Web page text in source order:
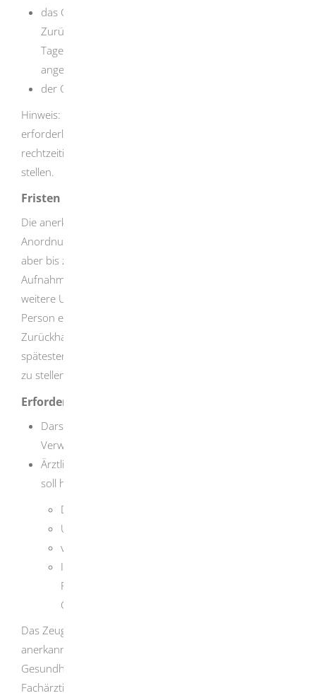
das Gericht im Falle der fürsorglichen Aufnahme und
Zurückhaltung nicht spätestens bis zum Ablauf des
Tages nach Eingang des Antrages die Unterbringung
angeordnet hat,
der Grund für die Unterbringung weggefallen ist.
Hinweis:
erforderlich, hat die anerkannte Einrichtung bei Gericht
rechtzeitig einen Antrag auf Fortdauer der Unterbringung
stellen.
Fristen
Die anerkannte Einrichtung hat den Antrag auf
Anordnung der Unterbringung unverzüglich, spätestens
aber bis zum Ablauf des zweiten Tags nach der
Aufnahme oder Zurückhaltung abzusenden, falls eine
weitere Unterbringung gegen den Willen der betroffenen
Person erforderlich erscheint. Fällt die Aufnahme oder
Zurückhaltung auf einen Freitag, ist der Antrag
spätestens bis zum darauffolgenden Montag, zwölf Uhr,
zu stellen.
Erforderliche Unterlagen
Darstellung des Sachverhaltes durch die untere
Verwaltungsbehörde
Ärztliches Zeugnis eines Gesundheitsamtes. Aus ihm
soll hervorgehen:
Derzeitiger Krankheitszustand,
Unterbringungsbedürftigkeit,
voraussichtliche Behandlungsdauer,
Information, ob das Gericht die betroffene
Person ohne erhebliche Nachteile für ihren
Gesundheitszustand mündlich anhören kann.
Das Zeugnis eines Arztes oder einer Ärztin aus einer
anerkannten Einrichtung kann das Zeugnis des
Gesundheitsamtes ersetzen. Es muss aber von einer
Fachärztin oder einem Facharzt für Psychiatrie und